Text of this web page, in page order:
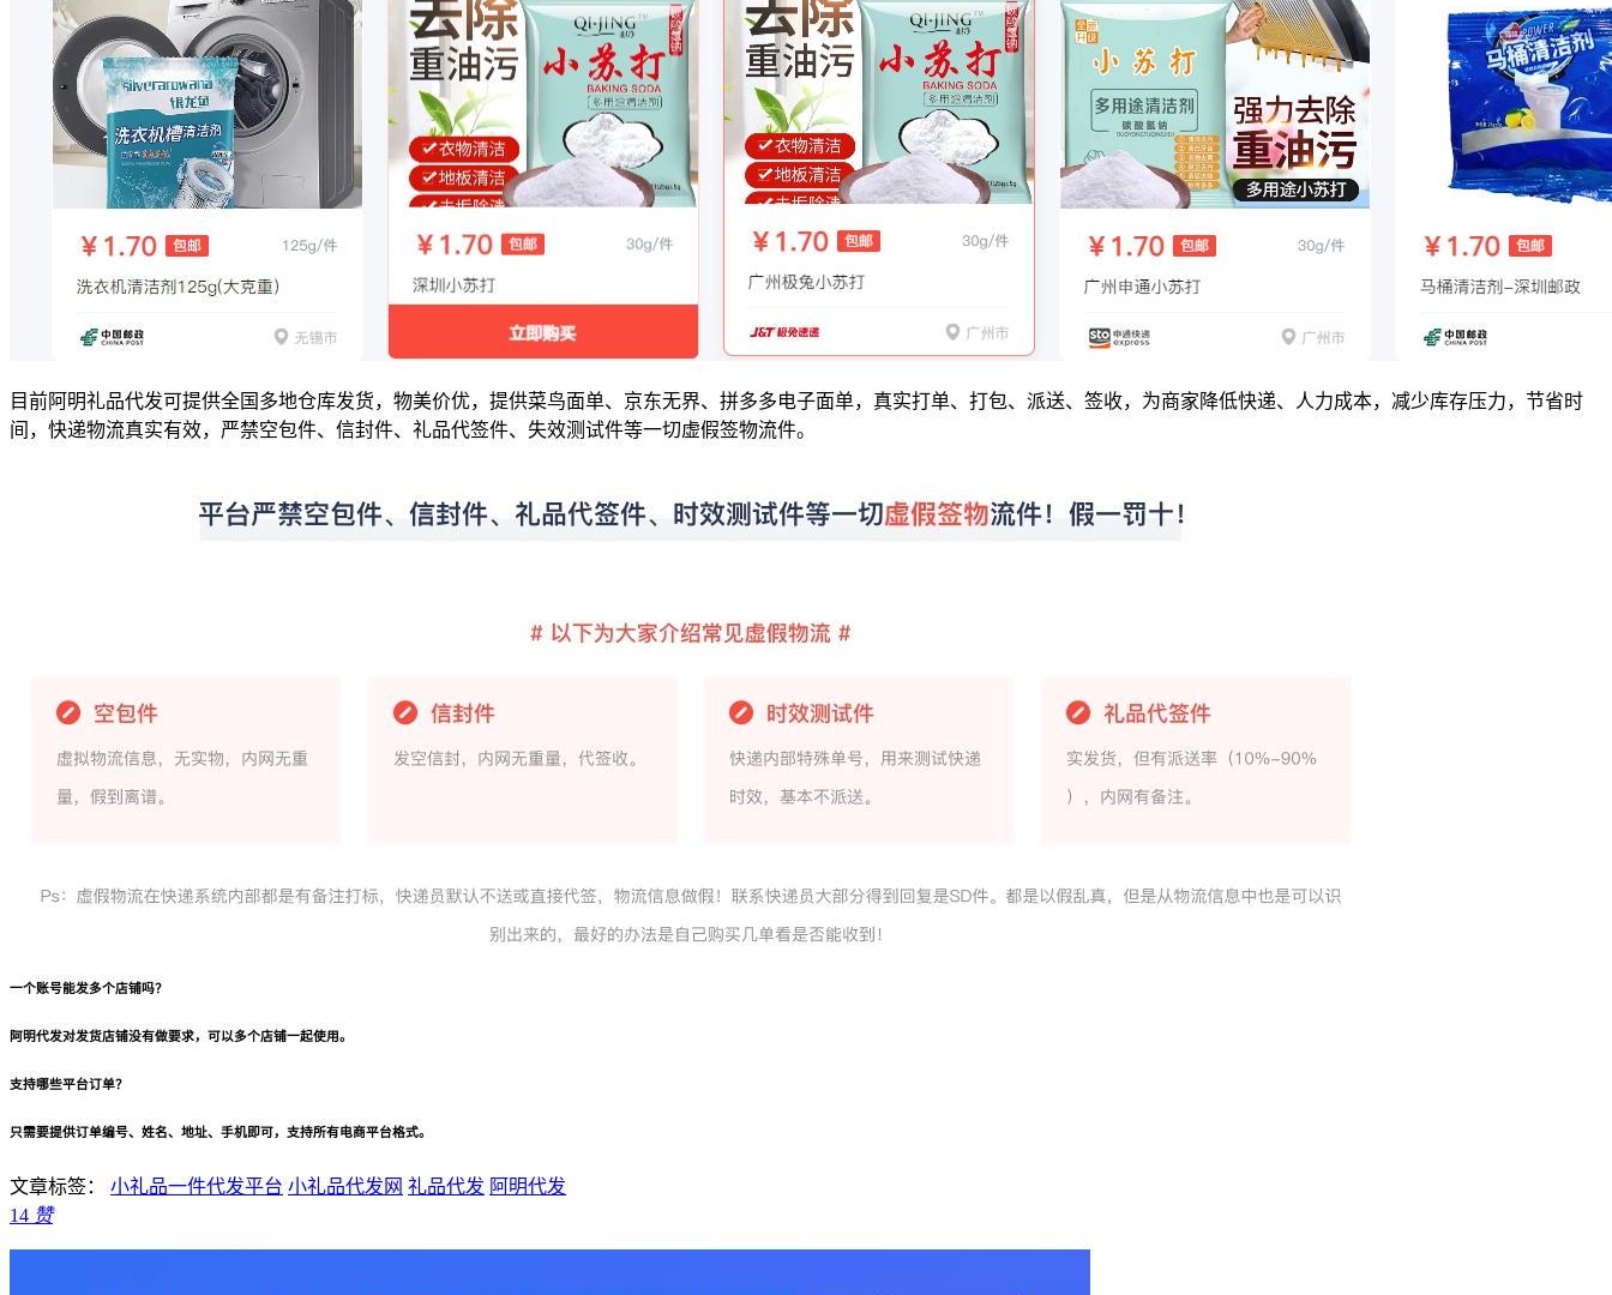
目前阿明礼品代发可提供全国多地仓库发货，物美价优，提供菜鸟面单、京东无界、拼多多电子面单，真实打单、打包、派送、签收，为商家降低快递、人力成本，减少库存压力，节省时
间，快递物流真实有效，严禁空包件、信封件、礼品代签件、失效测试件等一切虚假签物流件。
一个账号能发多个店铺吗？
阿明代发对发货店铺没有做要求，可以多个店铺一起使用。
支持哪些平台订单？
只需要提供订单编号、姓名、地址、手机即可，支持所有电商平台格式。
文章标签： 小礼品一件代发平台 小礼品代发网 礼品代发 阿明代发
14 赞